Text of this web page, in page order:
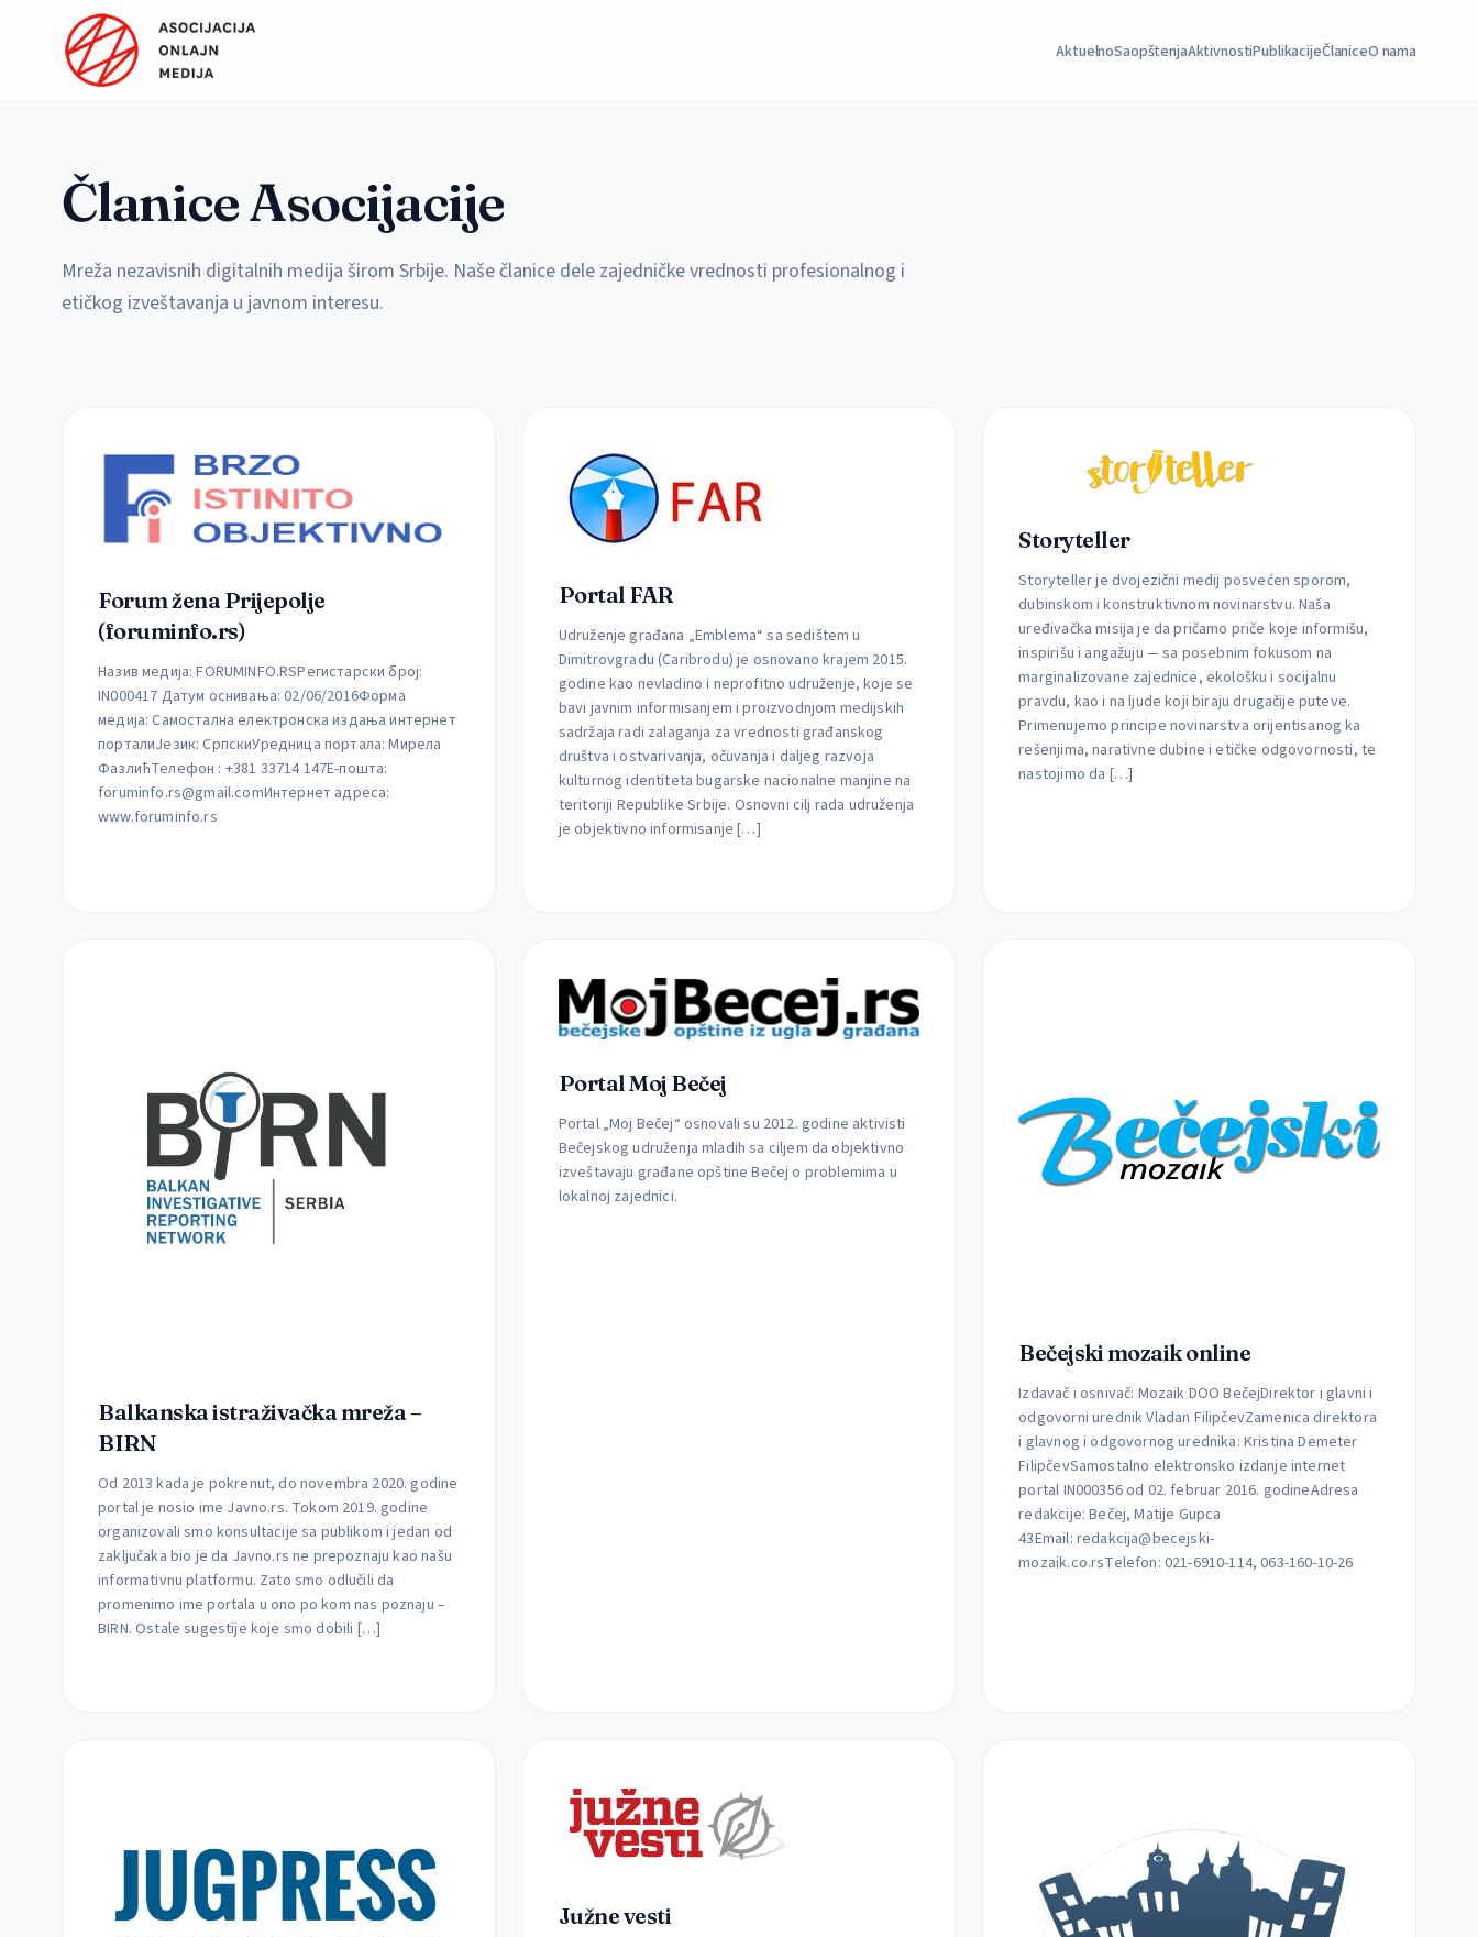
Preskoči na sadržaj
AktuelnoSaopštenjaAktivnostiPublikacijeČlaniceO nama
Članice Asocijacije
Mreža nezavisnih digitalnih medija širom Srbije. Naše članice dele zajedničke vrednosti profesionalnog i
etičkog izveštavanja u javnom interesu.
Forum žena Prijepolje
(foruminfo.rs)
Назив медија: FORUMINFO.RSРегистарски број:
IN000417 Датум оснивања: 02/06/2016Форма
медија: Самостална електронска издања интернет
порталиЈезик: СрпскиУредница портала: Мирела
ФазлићТелефон : +381 33714 147Е-пошта:
foruminfo.rs@gmail.comИнтернет адреса:
www.foruminfo.rs
Portal FAR
Udruženje građana „Emblema“ sa sedištem u
Dimitrovgradu (Caribrodu) je osnovano krajem 2015.
godine kao nevladino i neprofitno udruženje, koje se
bavi javnim informisanjem i proizvodnjom medijskih
sadržaja radi zalaganja za vrednosti građanskog
društva i ostvarivanja, očuvanja i daljeg razvoja
kulturnog identiteta bugarske nacionalne manjine na
teritoriji Republike Srbije. Osnovni cilj rada udruženja
je objektivno informisanje […]
Storyteller
Storyteller je dvojezični medij posvećen sporom,
dubinskom i konstruktivnom novinarstvu. Naša
uređivačka misija je da pričamo priče koje informišu,
inspirišu i angažuju — sa posebnim fokusom na
marginalizovane zajednice, ekološku i socijalnu
pravdu, kao i na ljude koji biraju drugačije puteve.
Primenujemo principe novinarstva orijentisanog ka
rešenjima, narativne dubine i etičke odgovornosti, te
nastojimo da […]
Balkanska istraživačka mreža –
BIRN
Od 2013 kada je pokrenut, do novembra 2020. godine
portal je nosio ime Javno.rs. Tokom 2019. godine
organizovali smo konsultacije sa publikom i jedan od
zaključaka bio je da Javno.rs ne prepoznaju kao našu
informativnu platformu. Zato smo odlučili da
promenimo ime portala u ono po kom nas poznaju –
BIRN. Ostale sugestije koje smo dobili […]
Portal Moj Bečej
Portal „Moj Bečej“ osnovali su 2012. godine aktivisti
Bečejskog udruženja mladih sa ciljem da objektivno
izveštavaju građane opštine Bečej o problemima u
lokalnoj zajednici.
Bečejski mozaik online
Izdavač i osnivač: Mozaik DOO BečejDirektor i glavni i
odgovorni urednik Vladan FilipčevZamenica direktora
i glavnog i odgovornog urednika: Kristina Demeter
FilipčevSamostalno elektronsko izdanje internet
portal IN000356 od 02. februar 2016. godineAdresa
redakcije: Bečej, Matije Gupca
43Email: redakcija@becejski-
mozaik.co.rsTelefon: 021-6910-114, 063-160-10-26
Južne vesti